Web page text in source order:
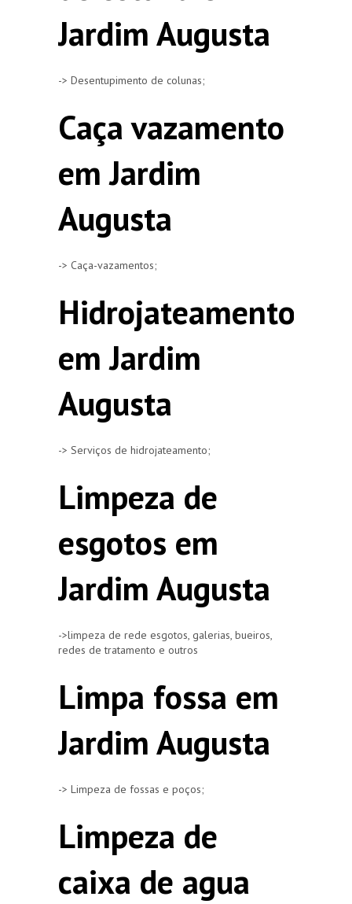
Jardim Augusta
-> Desentupimento de colunas;
Caça vazamento
em Jardim
Augusta
-> Caça-vazamentos;
Hidrojateamento
em Jardim
Augusta
-> Serviços de hidrojateamento;
Limpeza de
esgotos em
Jardim Augusta
->limpeza de rede esgotos, galerias, bueiros,
redes de tratamento e outros
Limpa fossa em
Jardim Augusta
-> Limpeza de fossas e poços;
Limpeza de
caixa de agua